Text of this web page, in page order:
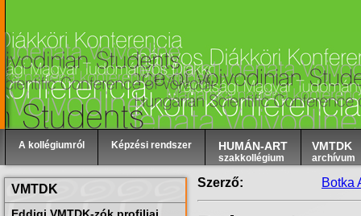
A kollégiumról Képzési rendszer HUMÁN-ART
szakkollégium
VMTDK
archívum
VMTDK Szerző: Botka